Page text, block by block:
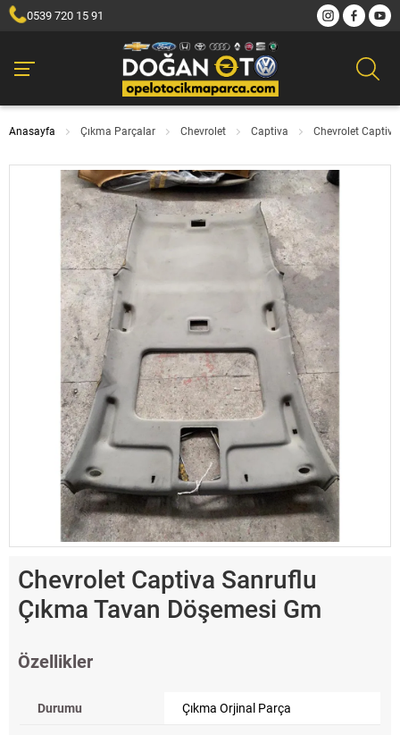
0539 720 15 91
Anasayfa Çıkma Parçalar Chevrolet Captiva Chevrolet
Chevrolet Captiva Sanruflu
Çıkma Tavan Döşemesi Gm
Özellikler
Durumu Çıkma Orjinal Parça